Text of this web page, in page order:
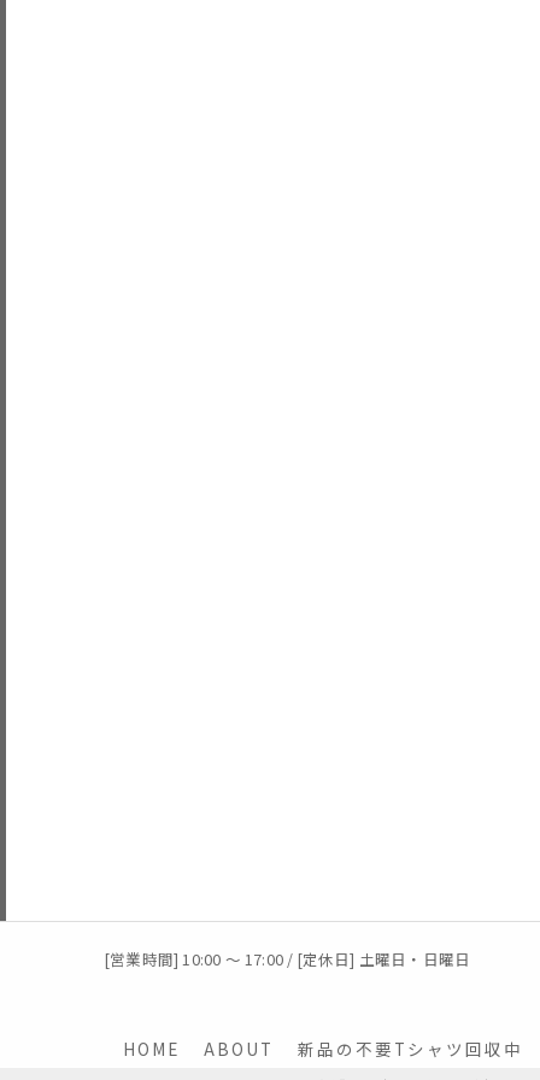
[営業時間] 10:00 〜 17:00 / [定休日] 土曜日・日曜日
HOME ABOUT 新品の不要Tシャツ回収中